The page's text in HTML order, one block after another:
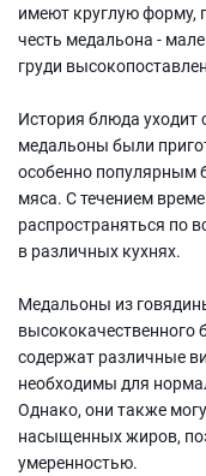
имеют круглую форму,
честь медальона -
груди
История блюда
медальоны были
особенно популярным
мяса. С течением
распространяться по
в различных кухнях.
Медальоны из
высококачественного
содержат различные
необходимы для
Однако, они также
насыщенных жиров,
умеренностью.